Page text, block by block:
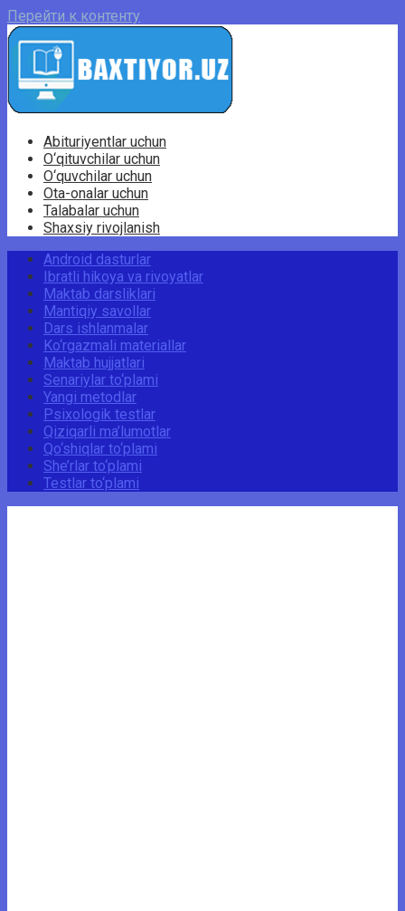
Перейти к контенту
Abituriyentlar uchun
O‘qituvchilar uchun
O‘quvchilar uchun
Ota-onalar uchun
Talabalar uchun
Shaxsiy rivojlanish
Android dasturlar
Ibratli hikoya va rivoyatlar
Maktab darsliklari
Mantiqiy savollar
Dars ishlanmalar
Ko‘rgazmali materiallar
Maktab hujjatlari
Senariylar to‘plami
Yangi metodlar
Psixologik testlar
Qiziqarli ma’lumotlar
Qo‘shiqlar to‘plami
She’rlar to‘plami
Testlar to‘plami